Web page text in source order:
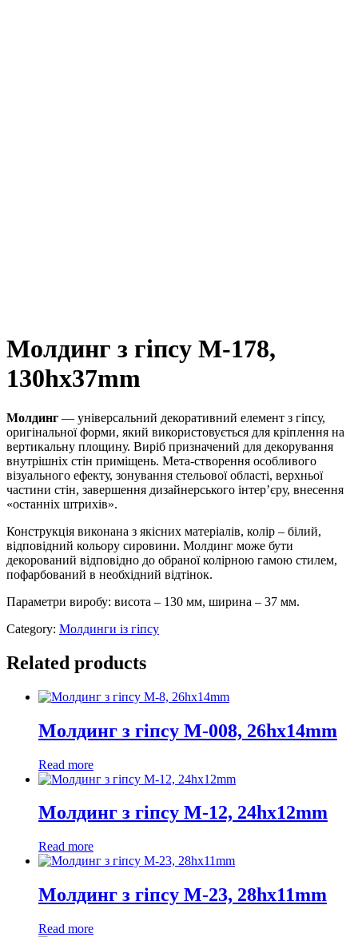
Молдинг з гіпсу М-178,
130hx37mm
Молдинг — універсальний декоративний елемент з гіпсу,
оригінальної форми, який використовується для кріплення на
вертикальну площину. Виріб призначений для декорування
внутрішніх стін приміщень. Мета-створення особливого
візуального ефекту, зонування стельової області, верхньої
частини стін, завершення дизайнерського інтер’єру, внесення
«останніх штрихів».
Конструкція виконана з якісних матеріалів, колір – білий,
відповідний кольору сировини. Молдинг може бути
декорований відповідно до обраної колірною гамою стилем,
пофарбований в необхідний відтінок.
Параметри виробу: висота – 130 мм, ширина – 37 мм.
Category: Молдинги із гіпсу
Related products
Молдинг з гіпсу М-008, 26hx14mm
Read more
Молдинг з гіпсу М-12, 24hx12mm
Read more
Молдинг з гіпсу М-23, 28hx11mm
Read more